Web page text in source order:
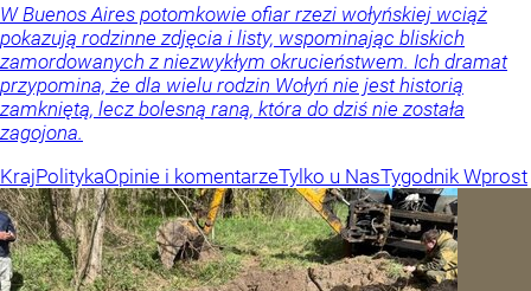
W Buenos Aires potomkowie ofiar rzezi wołyńskiej wciąż
pokazują rodzinne zdjęcia i listy, wspominając bliskich
zamordowanych z niezwykłym okrucieństwem. Ich dramat
przypomina, że dla wielu rodzin Wołyń nie jest historią
zamkniętą, lecz bolesną raną, która do dziś nie została
zagojona.
KrajPolitykaOpinie i komentarzeTylko u NasTygodnik Wprost